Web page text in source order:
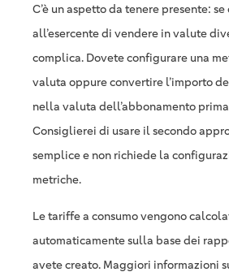
C’è un aspetto da tenere presente:
all’esercente di vendere in valute
complica. Dovete configurare una
valuta oppure convertire l’importo
nella valuta dell’abbonamento
Consiglierei di usare il secondo
semplice e non richiede la
metriche.
Le tariffe a consumo vengono
automaticamente sulla base dei
avete creato. Maggiori informazioni